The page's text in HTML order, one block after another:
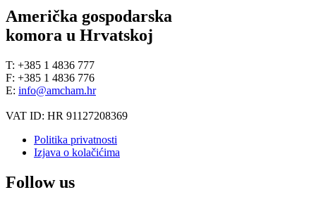
Američka gospodarska
komora u Hrvatskoj
T: +385 1 4836 777
F: +385 1 4836 776
E: info@amcham.hr
VAT ID: HR 91127208369
Politika privatnosti
Izjava o kolačićima
Follow us